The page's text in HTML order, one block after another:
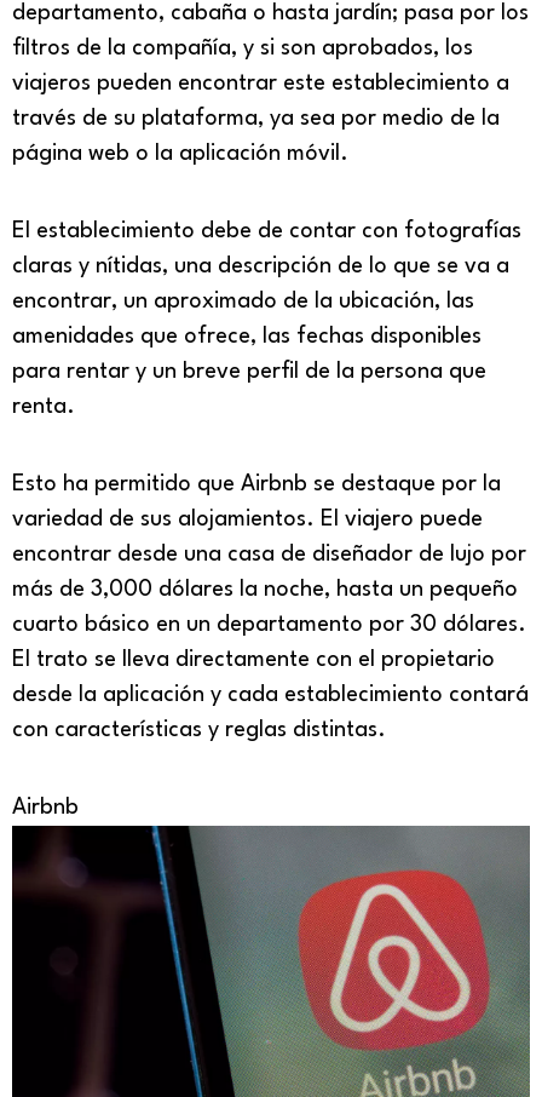
departamento, cabaña o hasta jardín; pasa por los
filtros de la compañía, y si son aprobados, los
viajeros pueden encontrar este establecimiento a
través de su plataforma, ya sea por medio de la
página web o la aplicación móvil.
El establecimiento debe de contar con fotografías
claras y nítidas, una descripción de lo que se va a
encontrar, un aproximado de la ubicación, las
amenidades que ofrece, las fechas disponibles
para rentar y un breve perfil de la persona que
renta.
Esto ha permitido que Airbnb se destaque por la
variedad de sus alojamientos. El viajero puede
encontrar desde una casa de diseñador de lujo por
más de 3,000 dólares la noche, hasta un pequeño
cuarto básico en un departamento por 30 dólares.
El trato se lleva directamente con el propietario
desde la aplicación y cada establecimiento contará
con características y reglas distintas.
Airbnb